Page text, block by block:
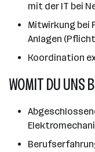
mit der IT bei
Mitwirkung bei
Anlagen
Koordination
WOMIT DU UNS